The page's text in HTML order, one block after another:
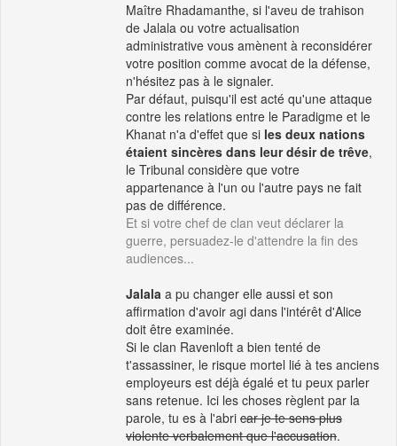
Maître Rhadamanthe, si l'aveu de trahison
de Jalala ou votre actualisation
administrative vous amènent à reconsidérer
votre position comme avocat de la défense,
n'hésitez pas à le signaler.
Par défaut, puisqu'il est acté qu'une attaque
contre les relations entre le Paradigme et le
Khanat n'a d'effet que si les deux nations
étaient sincères dans leur désir de trêve,
le Tribunal considère que votre
appartenance à l'un ou l'autre pays ne fait
pas de différence.
Et si votre chef de clan veut déclarer la
guerre, persuadez-le d'attendre la fin des
audiences...
Jalala a pu changer elle aussi et son
affirmation d'avoir agi dans l'intérêt d'Alice
doit être examinée.
Si le clan Ravenloft a bien tenté de
t'assassiner, le risque mortel lié à tes anciens
employeurs est déjà égalé et tu peux parler
sans retenue. Ici les choses règlent par la
parole, tu es à l'abri car je te sens plus
violente verbalement que l'accusation.